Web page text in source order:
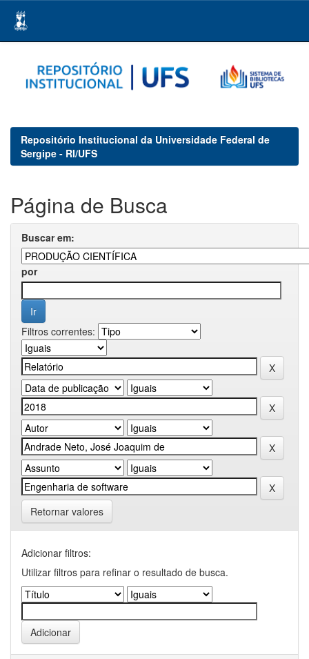
navigation
Repositório Institucional da Universidade Federal de
Sergipe - RI/UFS
Página de Busca
Buscar em:
por
Filtros correntes:
Retornar valores
Adicionar filtros:
Utilizar filtros para refinar o resultado de busca.